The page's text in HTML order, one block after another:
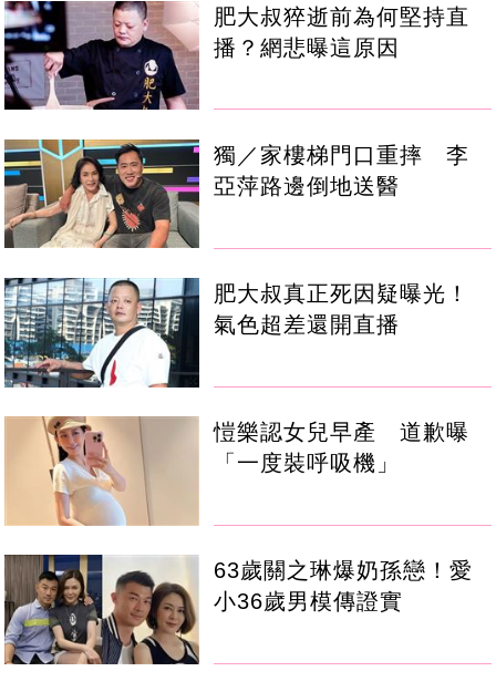
肥大叔猝逝前為何堅持直
播？網悲曝這原因
獨／家樓梯門口重摔 李
亞萍路邊倒地送醫
肥大叔真正死因疑曝光！
氣色超差還開直播
愷樂認女兒早產 道歉曝
「一度裝呼吸機」
63歲關之琳爆奶孫戀！愛
小36歲男模傳證實